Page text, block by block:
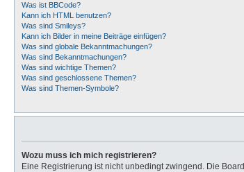
Was ist BBCode?
Kann ich HTML benutzen?
Was sind Smileys?
Kann ich Bilder in meine Beiträge einfügen?
Was sind globale Bekanntmachungen?
Was sind Bekanntmachungen?
Was sind wichtige Themen?
Was sind geschlossene Themen?
Was sind Themen-Symbole?
Wozu muss ich mich registrieren?
Eine Registrierung ist nicht unbedingt zwingend. Die